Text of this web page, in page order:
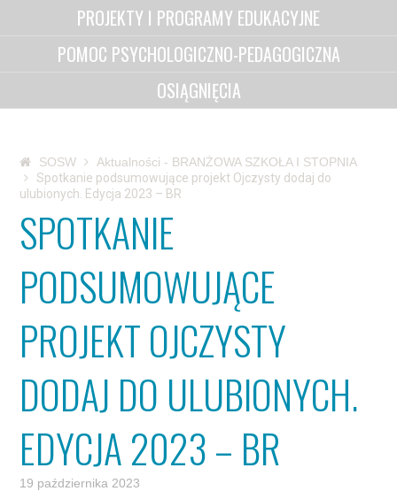
PROJEKTY I PROGRAMY EDUKACYJNE
POMOC PSYCHOLOGICZNO-PEDAGOGICZNA
OSIĄGNIĘCIA
SOSW
Aktualności - BRANŻOWA SZKOŁA I STOPNIA
Spotkanie podsumowujące projekt Ojczysty dodaj do
ulubionych. Edycja 2023 – BR
SPOTKANIE
PODSUMOWUJĄCE
PROJEKT OJCZYSTY
DODAJ DO ULUBIONYCH.
EDYCJA 2023 – BR
19 października 2023